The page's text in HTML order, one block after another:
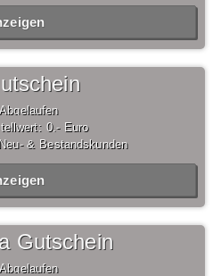
0,- Euro
& Bestandskunden
Gutschein